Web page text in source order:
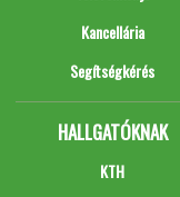
Kancellária
Segítségkérés
HALLGATÓKNAK
KTH